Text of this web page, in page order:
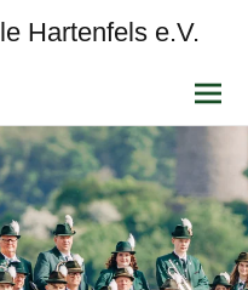
Hartenfels e.V.
Inhalt